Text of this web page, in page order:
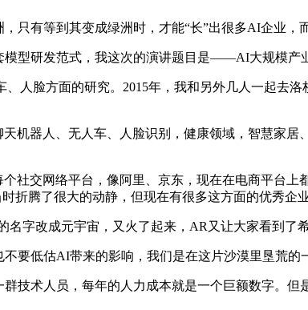
有等到其变成绿洲时，才能“长”出很多AI企业，
型研发范式，我这次的演讲题目是——AI大规模产
脸方面的研究。2015年，我和另外几人一起去洛
器人、无人车、人脸识别，健康领域，智慧家居
交网络平台，像阿里、京东，现在在电商平台上
折腾了很大的动静，但现在有很多这方面的优秀企业
字改成元宇宙，又火了起来，AR又让大家看到了希
低估AI带来的影响，我们是在这片沙漠里垦荒的
术人员，每年的人力成本就是一个巨额数字。但